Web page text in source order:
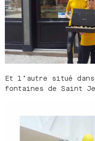
Et l’autre situé
fontaines de Saint